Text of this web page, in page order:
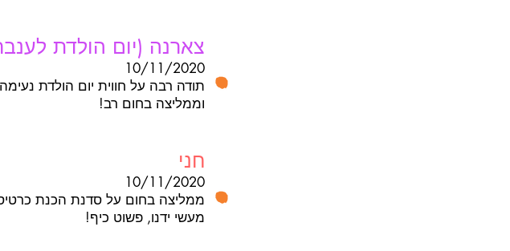
צארנה (יום הולדת לענבר
10/11/2020
תודה רבה על חווית יום הולדת
וממליצה בחום רב!
חני
10/11/2020
ממליצה בחום על סדנת הכנת
מעשי ידנו, פשוט כיף!